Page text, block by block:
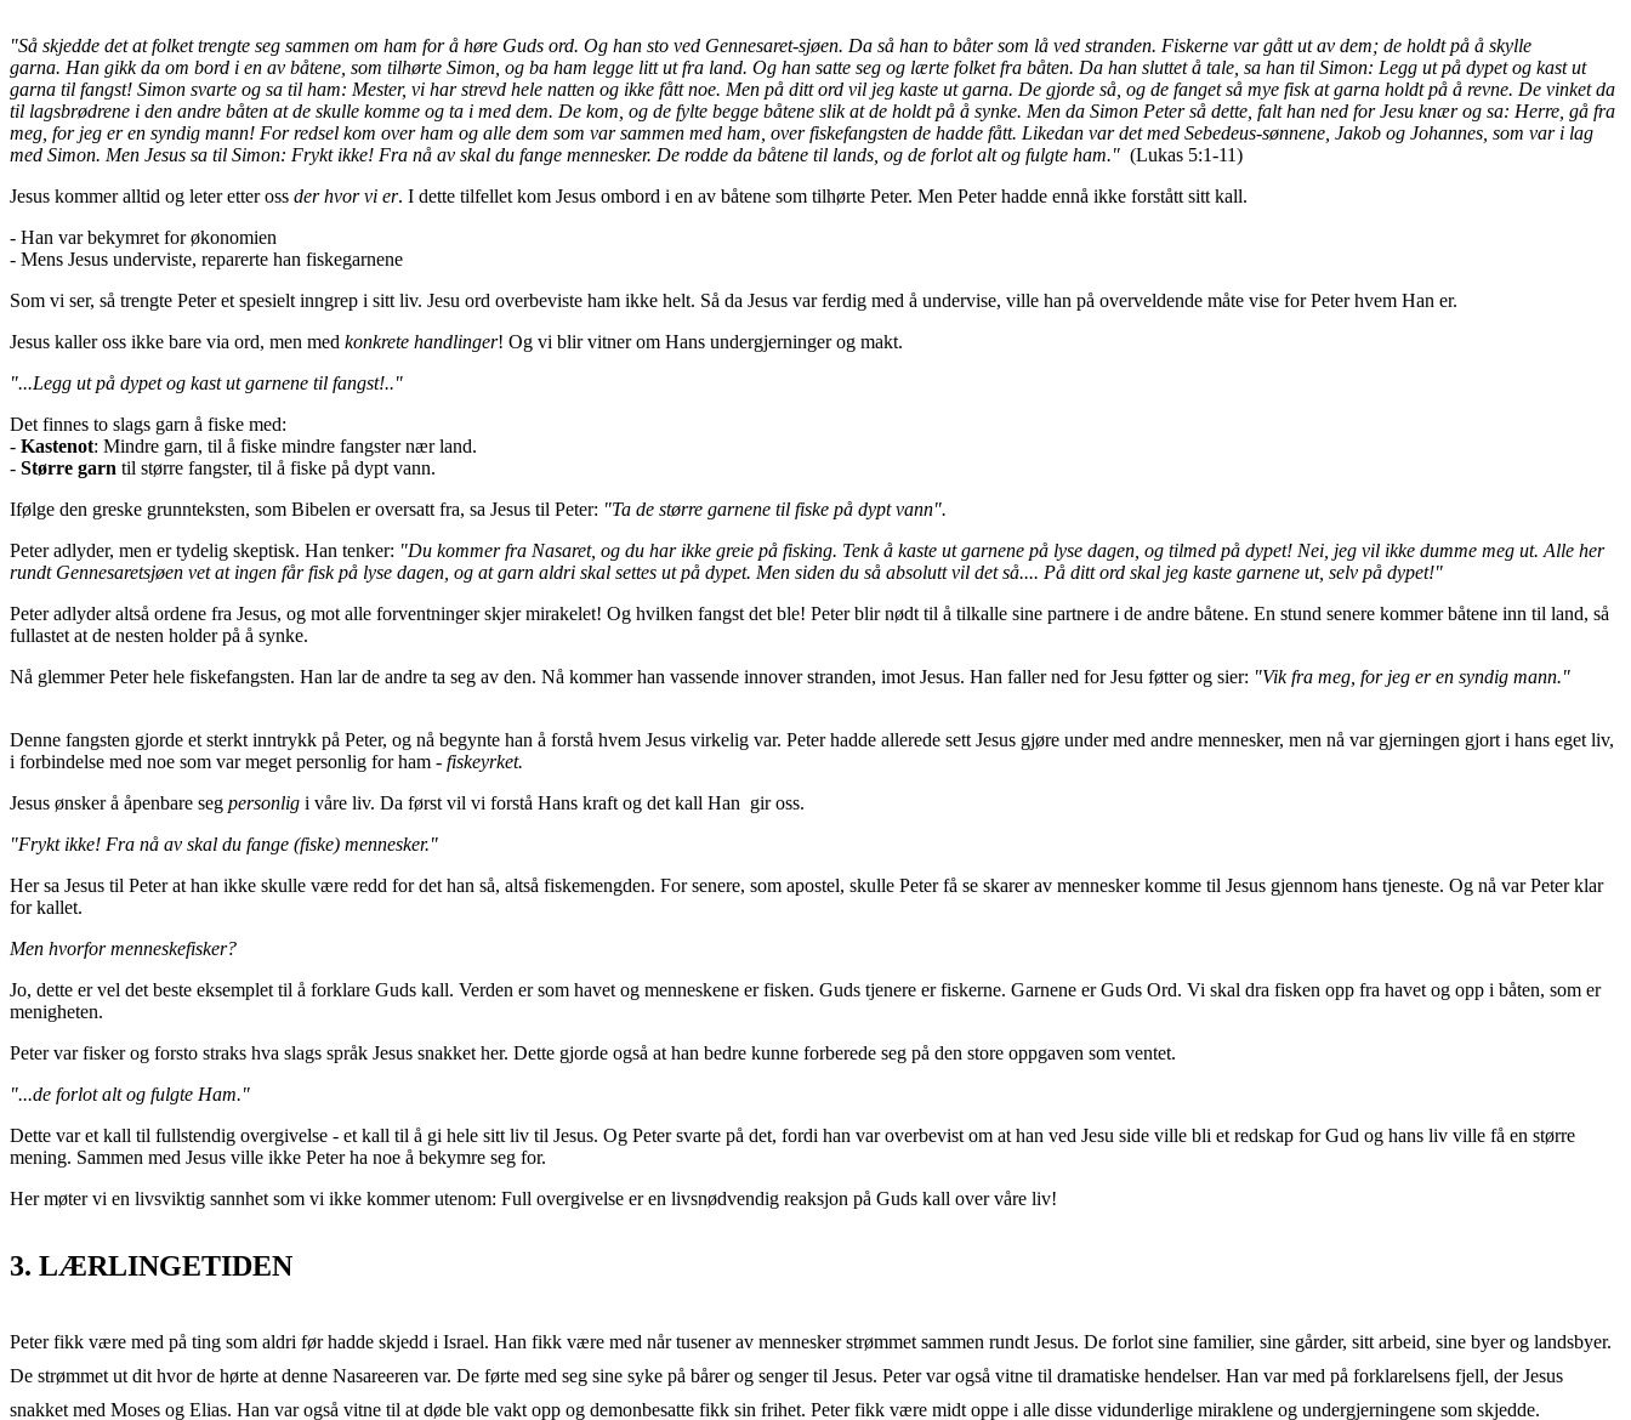
"Så skjedde det at folket trengte seg sammen om ham for å høre Guds ord. Og han sto ved Gennesaret-sjøen. Da så han to båter som lå ved stranden. Fiskerne var gått ut av dem; de holdt på å skylle
garna. Han gikk da om bord i en av båtene, som tilhørte Simon, og ba ham legge litt ut fra land. Og han satte seg og lærte folket fra båten. Da han sluttet å tale, sa han til Simon: Legg ut på dypet og kast ut
garna til fangst! Simon svarte og sa til ham: Mester, vi har strevd hele natten og ikke fått noe. Men på ditt ord vil jeg kaste ut garna. De gjorde så, og de fanget så mye fisk at garna holdt på å revne. De vinket da
til lagsbrødrene i den andre båten at de skulle komme og ta i med dem. De kom, og de fylte begge båtene slik at de holdt på å synke. Men da Simon Peter så dette, falt han ned for Jesu knær og sa: Herre, gå fra
meg, for jeg er en syndig mann! For redsel kom over ham og alle dem som var sammen med ham, over fiskefangsten de hadde fått. Likedan var det med Sebedeus-sønnene, Jakob og Johannes, som var i lag
med Simon. Men Jesus sa til Simon: Frykt ikke! Fra nå av skal du fange mennesker. De rodde da båtene til lands, og de forlot alt og fulgte ham." (Lukas 5:1-11)
Jesus kommer alltid og leter etter oss der hvor vi er. I dette tilfellet kom Jesus ombord i en av båtene som tilhørte Peter. Men Peter hadde ennå ikke forstått sitt kall.
- Han var bekymret for økonomien
- Mens Jesus underviste, reparerte han fiskegarnene
Som vi ser, så trengte Peter et spesielt inngrep i sitt liv. Jesu ord overbeviste ham ikke helt. Så da Jesus var ferdig med å undervise, ville han på overveldende måte vise for Peter hvem Han er.
Jesus kaller oss ikke bare via ord, men med konkrete handlinger! Og vi blir vitner om Hans undergjerninger og makt.
"...Legg ut på dypet og kast ut garnene til fangst!.."
Det finnes to slags garn å fiske med:
- Kastenot: Mindre garn, til å fiske mindre fangster nær land.
- Større garn til større fangster, til å fiske på dypt vann.
Ifølge den greske grunnteksten, som Bibelen er oversatt fra, sa Jesus til Peter: "Ta de større garnene til fiske på dypt vann".
Peter adlyder, men er tydelig skeptisk. Han tenker: "Du kommer fra Nasaret, og du har ikke greie på fisking. Tenk å kaste ut garnene på lyse dagen, og tilmed på dypet! Nei, jeg vil ikke dumme meg ut. Alle her
rundt Gennesaretsjøen vet at ingen får fisk på lyse dagen, og at garn aldri skal settes ut på dypet. Men siden du så absolutt vil det så.... På ditt ord skal jeg kaste garnene ut, selv på dypet!"
Peter adlyder altså ordene fra Jesus, og mot alle forventninger skjer mirakelet! Og hvilken fangst det ble! Peter blir nødt til å tilkalle sine partnere i de andre båtene. En stund senere kommer båtene inn til land, så
fullastet at de nesten holder på å synke.
Nå glemmer Peter hele fiskefangsten. Han lar de andre ta seg av den. Nå kommer han vassende innover stranden, imot Jesus. Han faller ned for Jesu føtter og sier: "Vik fra meg, for jeg er en syndig mann."
Denne fangsten gjorde et sterkt inntrykk på Peter, og nå begynte han å forstå hvem Jesus virkelig var. Peter hadde allerede sett Jesus gjøre under med andre mennesker, men nå var gjerningen gjort i hans eget liv,
i forbindelse med noe som var meget personlig for ham - fiskeyrket.
Jesus ønsker å åpenbare seg personlig i våre liv. Da først vil vi forstå Hans kraft og det kall Han gir oss.
"Frykt ikke! Fra nå av skal du fange (fiske) mennesker."
Her sa Jesus til Peter at han ikke skulle være redd for det han så, altså fiskemengden. For senere, som apostel, skulle Peter få se skarer av mennesker komme til Jesus gjennom hans tjeneste. Og nå var Peter klar
for kallet.
Men hvorfor menneskefisker?
Jo, dette er vel det beste eksemplet til å forklare Guds kall. Verden er som havet og menneskene er fisken. Guds tjenere er fiskerne. Garnene er Guds Ord. Vi skal dra fisken opp fra havet og opp i båten, som er
menigheten.
Peter var fisker og forsto straks hva slags språk Jesus snakket her. Dette gjorde også at han bedre kunne forberede seg på den store oppgaven som ventet.
"...de forlot alt og fulgte Ham."
Dette var et kall til fullstendig overgivelse - et kall til å gi hele sitt liv til Jesus. Og Peter svarte på det, fordi han var overbevist om at han ved Jesu side ville bli et redskap for Gud og hans liv ville få en større
mening. Sammen med Jesus ville ikke Peter ha noe å bekymre seg for.
Her møter vi en livsviktig sannhet som vi ikke kommer utenom: Full overgivelse er en livsnødvendig reaksjon på Guds kall over våre liv!
3. LÆRLINGETIDEN
Peter fikk være med på ting som aldri før hadde skjedd i Israel. Han fikk være med når tusener av mennesker strømmet sammen rundt Jesus. De forlot sine familier, sine gårder, sitt arbeid, sine byer og landsbyer.
De strømmet ut dit hvor de hørte at denne Nasareeren var. De førte med seg sine syke på bårer og senger til Jesus. Peter var også vitne til dramatiske hendelser. Han var med på forklarelsens fjell, der Jesus
snakket med Moses og Elias. Han var også vitne til at døde ble vakt opp og demonbesatte fikk sin frihet. Peter fikk være midt oppe i alle disse vidunderlige miraklene og undergjerningene som skjedde.